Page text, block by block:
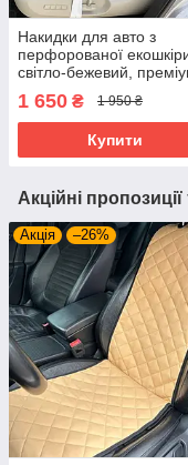
Накидки для авто з
перфорованої
світло-бежевий,
1 650 ₴ 1 950 ₴
Купити
Акційні
Акція –26%